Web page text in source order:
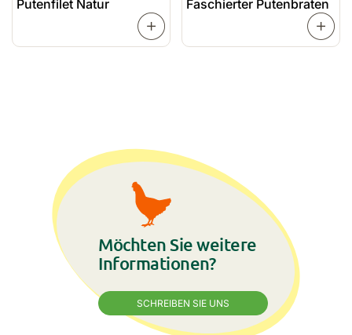
Putenfilet Natur Faschierter Putenbraten
Möchten Sie weitere
Informationen?
SCHREIBEN SIE UNS